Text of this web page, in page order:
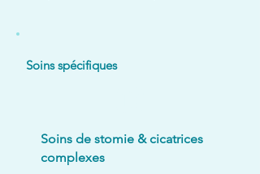
Soins spécifiques
Soins de stomie & cicatrices
complexes